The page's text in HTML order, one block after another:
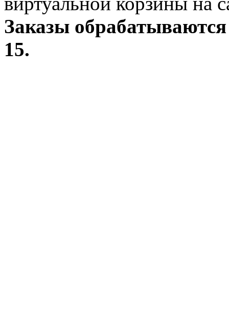
Заказы
15.